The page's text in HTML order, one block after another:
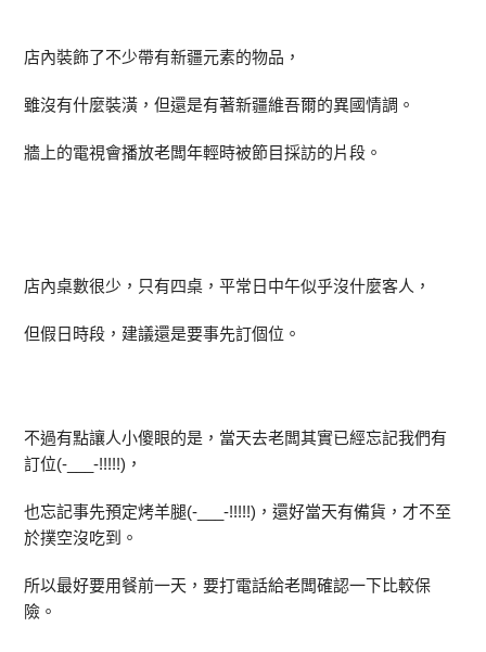
店內裝飾了不少帶有新疆元素的物品，
雖沒有什麼裝潢，但還是有著新疆維吾爾的異國情調。
牆上的電視會播放老闆年輕時被節目採訪的片段。
店內桌數很少，只有四桌，平常日中午似乎沒什麼客人，
但假日時段，建議還是要事先訂個位。
不過有點讓人小傻眼的是，當天去老闆其實已經忘記我們有
訂位(-___-!!!!!)，
也忘記事先預定烤羊腿(-___-!!!!!)，還好當天有備貨，才不至
於撲空沒吃到。
所以最好要用餐前一天，要打電話給老闆確認一下比較保
險。